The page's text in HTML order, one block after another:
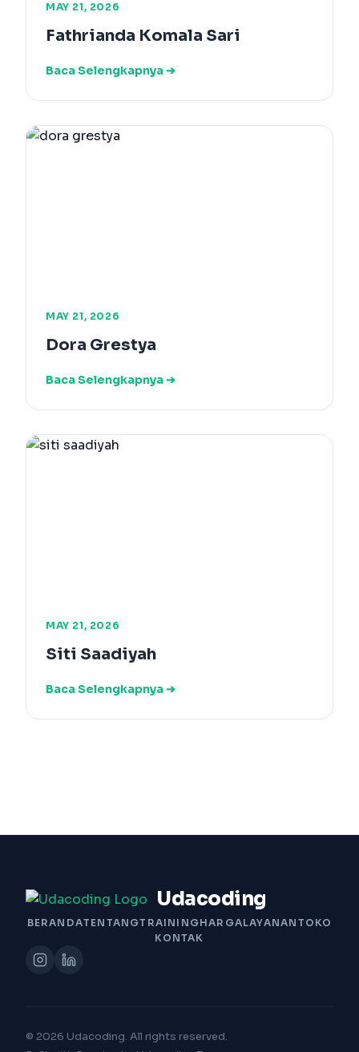
MAY 21, 2026
Fathrianda Komala Sari
Baca Selengkapnya ➔
MAY 21, 2026
Dora Grestya
Baca Selengkapnya ➔
MAY 21, 2026
Siti Saadiyah
Baca Selengkapnya ➔
Udacoding
BERANDATENTANGTRAININGHARGALAYANAN TOKO
KONTAK
© 2026 Udacoding. All rights reserved.